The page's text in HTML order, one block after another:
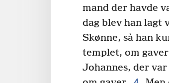
mand der havde
dag blev han lagt
Skønne, så han
templet, om
Johannes, der